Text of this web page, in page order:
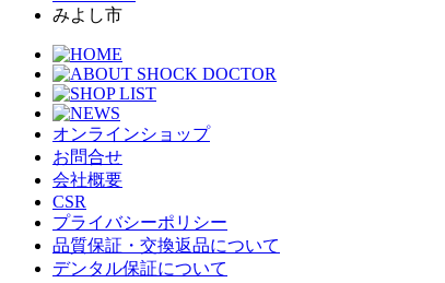
みよし市
オンラインショップ
お問合せ
会社概要
CSR
プライバシーポリシー
品質保証・交換返品について
デンタル保証について